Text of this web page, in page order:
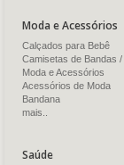
Moda e Acessórios
Calçados para Bebê
Camisetas de Bandas /
Moda e Acessórios
Acessórios de Moda
Bandana
mais..
Saúde